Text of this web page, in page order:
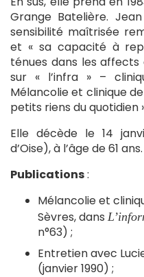
Grange Batelière.
sensibilité maîtrisée
et « sa capacité à
ténues dans les
sur « l’infra » –
Mélancolie et clinique
petits riens du quotidien
Elle décède le 14
d’Oise), à l’âge de 61 ans.
Publications:
Mélancolie et
Sèvres, dans
n°63) ;
Entretien avec
(janvier 1990) ;